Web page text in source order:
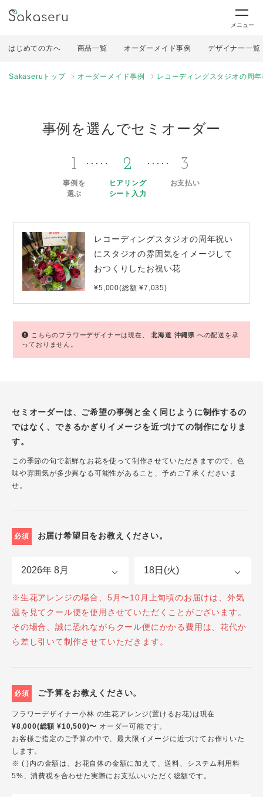
メニュー
はじめての方へ 商品一覧 オーダーメイド事例 デザイナー一覧
Sakaseruトップ オーダーメイド事例 レコーディングスタジオの周
事例を選んでセミオーダー
1
事例を
選ぶ
2
ヒアリング
シート入力
3
お支払い
レコーディングスタジオの周年祝い
にスタジオの雰囲気をイメージして
おつくりしたお祝い花
¥5,000(総額 ¥7,035)
こちらのフラワーデザイナーは現在、北海道 沖縄県 への配送を承
っておりません。
セミオーダーは、ご希望の事例と全く同じように制作するの
ではなく、できるかぎりイメージを近づけての制作になりま
す。
この季節の旬で新鮮なお花を使って制作させていただきますので、色
味や雰囲気が多少異なる可能性があること、予めご了承くださいま
せ。
必須 お届け希望日をお教えください。
※生花アレンジの場合、5月〜10月上旬頃のお届けは、外気
温を見てクール便を使用させていただくことがございます。
その場合、誠に恐れながらクール便にかかる費用は、花代か
ら差し引いて制作させていただきます。
必須 ご予算をお教えください。
フラワーデザイナー小林 の生花アレンジ(置けるお花)は現在
¥8,000(総額 ¥10,500)〜 オーダー可能です。
お客様ご指定のご予算の中で、最大限イメージに近づけてお作りいた
します。
※ ( )内の金額は、お花自体の金額に加えて、送料、システム利用料
5%、消費税を合わせた実際にお支払いいただく総額です。